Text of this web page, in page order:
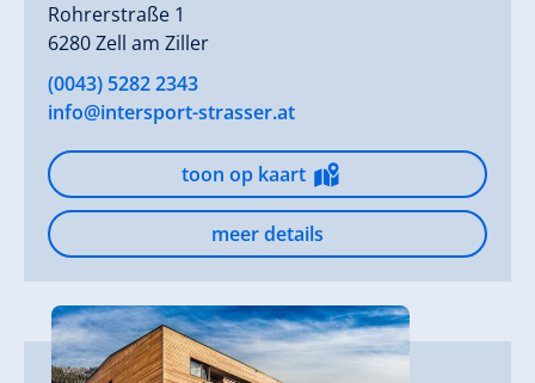
Rohrerstraße 1
6280 Zell am Ziller
(0043) 5282 2343
info@intersport-strasser.at
toon op kaart
meer details